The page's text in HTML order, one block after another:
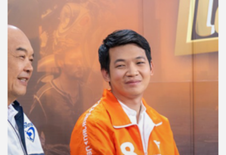
สต์
คุณ
เพลง
บทความ